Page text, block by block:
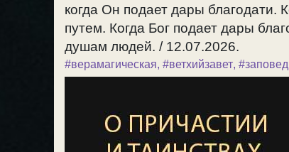
когда Он подает дары благодати.
путем. Когда Бог подает дары
душам людей. / 12.07.2026.
#верамагическая, #ветхийзавет,